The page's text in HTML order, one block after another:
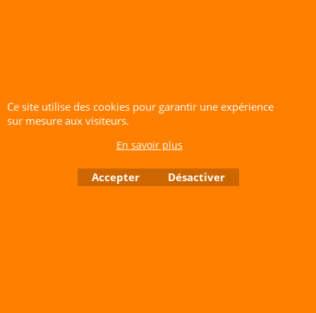
Site de Vente Par Correspondance.
Vente directe auprès de notre local uniquement sur rendez-vous
Tél: 06 80 60 73 47 Mail:cerfvolantservice@gmail.com
Ce site utilise des cookies pour garantir une expérience
sur mesure aux visiteurs.
En savoir plus
Accepter Désactiver